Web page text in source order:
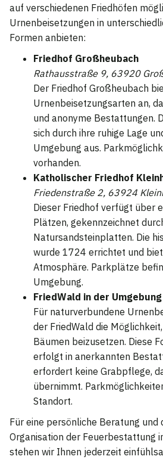
auf verschiedenen Friedhöfen
Urnenbeisetzungen in
Formen anbieten:
Friedhof Großheubach
Rathausstraße 9, 63920
Der Friedhof Großheubach
Urnenbeisetzungsarten an,
und anonyme Bestattungen.
sich durch ihre ruhige Lage
Umgebung aus.
vorhanden.
Katholischer Friedhof
Friedenstraße 2, 63924
Dieser Friedhof verfügt über
Plätzen, gekennzeichnet
Natursandsteinplatten. Die
wurde 1724 errichtet und
Atmosphäre. Parkplätze
Umgebung.
FriedWald in der
Für naturverbundene
der FriedWald die
Bäumen beizusetzen. Diese
erfolgt in anerkannten
erfordert keine Grabpflege,
übernimmt.
Standort.
Für eine persönliche Beratung und
Organisation der Feuerbestattung
stehen wir Ihnen jederzeit